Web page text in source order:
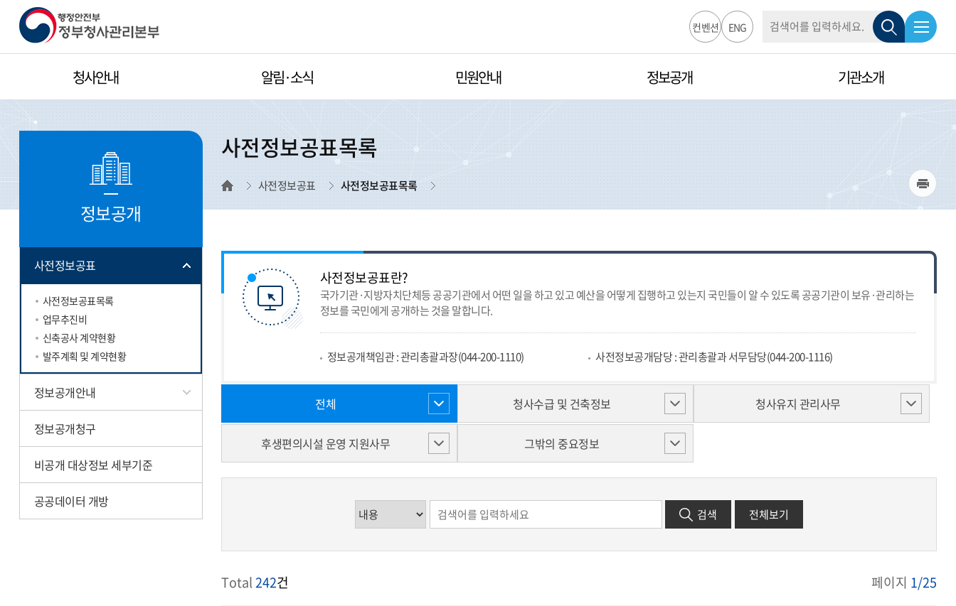
행정안전부 정부
청사관리본부
청사안내 알림·소식 민원안내 정보공개 기관소개
컨벤션 ENG
검
색
합 검
색
전
체
뉴
열
림
정보공개
사전정보공표
사전정보공표목록
업무추진비
신축공사 계약현황
발주계획 및 계약현황
정보공개안내
정보공개청구
비공개 대상정보 세부기준
공공데이터 개방
사전정보공표목록
사전정보공표 사전정보공표목록
인
쇄
사전정보공표란?
국가기관·지방자치단체등 공공기관에서 어떤 일을 하고 있고 예산을 어떻게 집행하고 있는지 국민들이 알 수 있도록 공공기관이 보유·관리하는
정보를 국민에게 공개하는 것을 말합니다.
정보공개책임관 : 관리총괄과장(044-200-1110) 사전정보공개담당 : 관리총괄과 서무담당(044-200-1116)
전체 청사수급 및 건축정보 청사유지 관리사무
후생편의시설 운영 지원사무 그밖의 중요정보
검색 전체보기
Total242건 페이지 1/25